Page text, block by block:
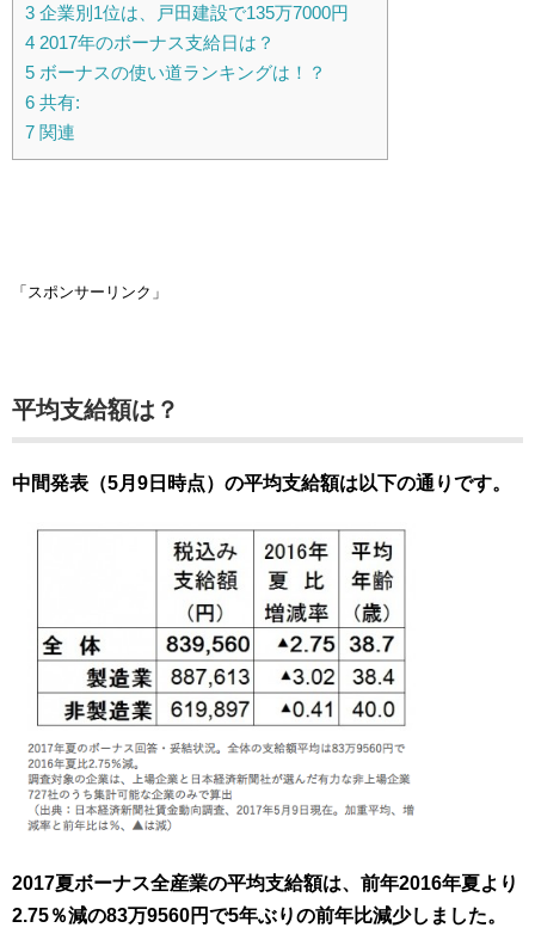
3 企業別1位は、戸田建設で135万7000円
4 2017年のボーナス支給日は？
5 ボーナスの使い道ランキングは！？
6 共有:
7 関連
「スポンサーリンク」
平均支給額は？
中間発表（5月9日時点）の平均支給額は以下の通りです。
2017夏ボーナス全産業の平均支給額は、前年2016年夏より
2.75％減の83万9560円で5年ぶりの前年比減少しました。